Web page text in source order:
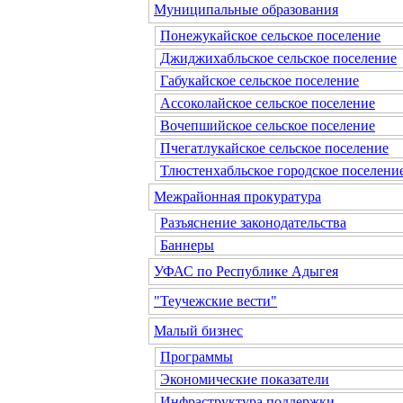
Муниципальные образования
Понежукайское сельское поселение
Джиджихабльское сельское поселение
Габукайское сельское поселение
Ассоколайское сельское поселение
Вочепшийское сельское поселение
Пчегатлукайское сельское поселение
Тлюстенхабльское городское
Межрайонная прокуратура
Разъяснение законодательства
Баннеры
УФАС по Республике Адыгея
"Теучежские вести"
Малый бизнес
Программы
Экономические показатели